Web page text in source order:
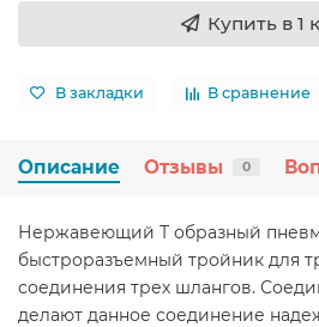
Купить в 1
В закладки В сравнение
Описание Отзывы 0
Нержавеющий Т образный
быстроразъемный тройник для
соединения трех шлангов.
делают данное соединение